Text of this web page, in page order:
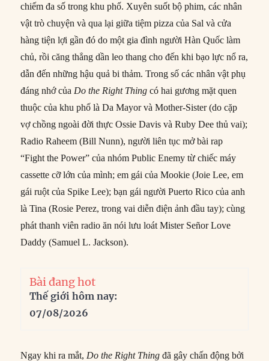
chiếm đa số trong khu phố. Xuyên suốt bộ phim, các nhân
vật trò chuyện và qua lại giữa tiệm pizza của Sal và cửa
hàng tiện lợi gần đó do một gia đình người Hàn Quốc làm
chủ, rồi căng thẳng dần leo thang cho đến khi bạo lực nổ ra,
dẫn đến những hậu quả bi thảm. Trong số các nhân vật phụ
đáng nhớ của Do the Right Thing có hai gương mặt quen
thuộc của khu phố là Da Mayor và Mother-Sister (do cặp
vợ chồng ngoài đời thực Ossie Davis và Ruby Dee thủ vai);
Radio Raheem (Bill Nunn), người liên tục mở bài rap
“Fight the Power” của nhóm Public Enemy từ chiếc máy
cassette cỡ lớn của mình; em gái của Mookie (Joie Lee, em
gái ruột của Spike Lee); bạn gái người Puerto Rico của anh
là Tina (Rosie Perez, trong vai diễn điện ảnh đầu tay); cùng
phát thanh viên radio ăn nói lưu loát Mister Señor Love
Daddy (Samuel L. Jackson).
Bài đang hot
Thế giới hôm nay:
07/08/2026
Ngay khi ra mắt, Do the Right Thing đã gây chấn động bởi